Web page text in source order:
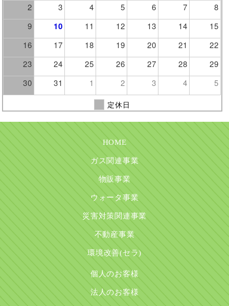
2
3 4 5 6 7
8
9
10 11 12 13 14
15
16
17 18 19 20 21
22
23
24 25 26 27 28
29
30
31 1 2 3 4 5
定休日
HOME
ガス関連事業
物販事業
ウォータ事業
災害対策関連事業
不動産事業
環境改善(セラ)
個人のお客様
法人のお客様